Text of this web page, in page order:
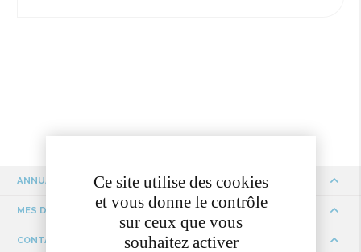
ANNUAIRE
MES DÉMARCHES
CONTACTS ET HORAIRES
Ce site utilise des cookies
et vous donne le contrôle
sur ceux que vous
souhaitez activer